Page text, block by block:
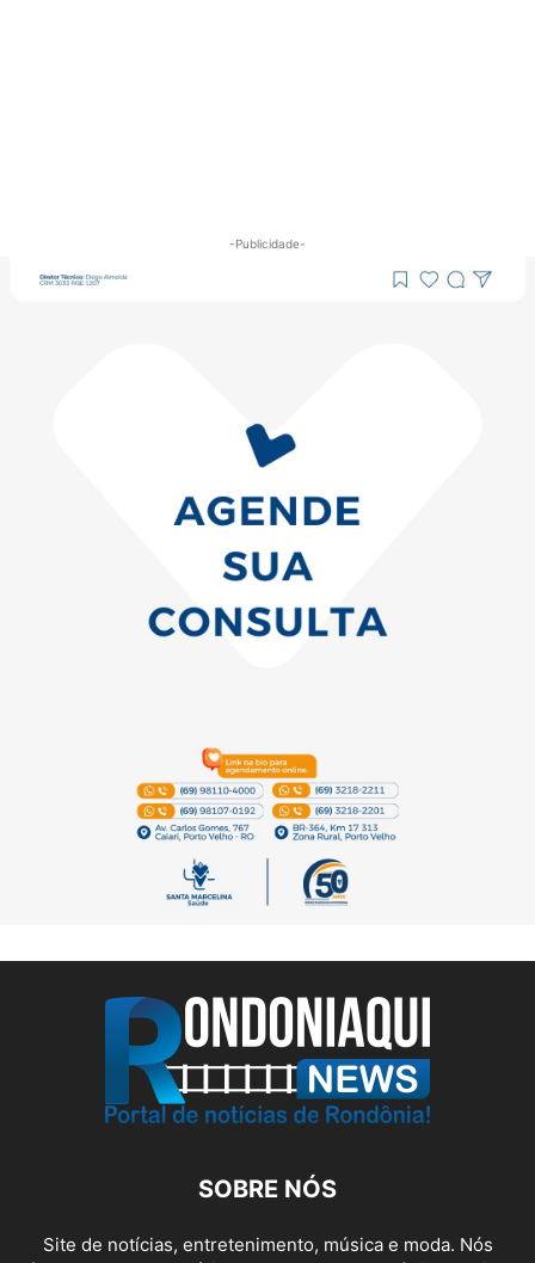
-Publicidade-
SOBRE NÓS
Site de notícias, entretenimento, música e moda. Nós